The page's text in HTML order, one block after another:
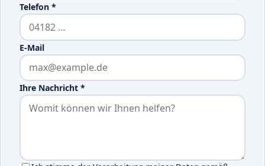
Telefon *
E-Mail
Ihre Nachricht *